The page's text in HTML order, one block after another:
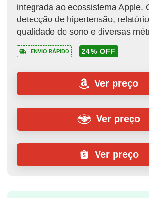
integrada ao ecossistema Apple.
detecção de hipertensão,
qualidade do sono e diversas
ENVIO RÁPIDO 24% OFF
Ver preço
Ver preço
Ver preço